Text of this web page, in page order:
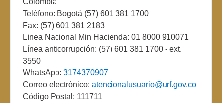
Teléfono: Bogotá (57) 601 381 1700
Fax: (57) 601 381 2183
Línea Nacional Min Hacienda: 01 8000 910071
Línea anticorrupción: (57) 601 381 1700 - ext.
3550
WhatsApp: 3174370907
Correo electrónico: atencionalusuario@urf.gov.co
Código Postal: 111711